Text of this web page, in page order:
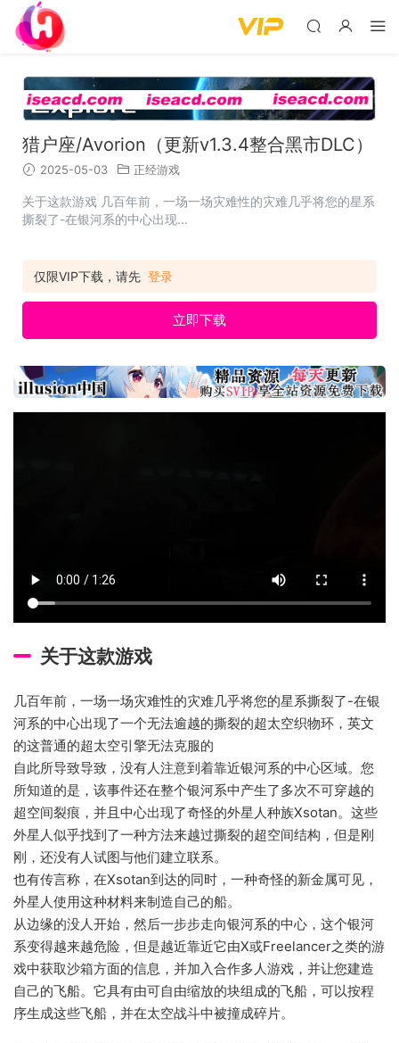
猎户座/Avorion（更新v1.3.4整合黑市DLC）
2025-05-03 正经游戏
关于这款游戏 几百年前，一场一场灾难性的灾难几乎将您的星系
撕裂了-在银河系的中心出现...
仅限VIP下载，请先 登录
立即下载
关于这款游戏
几百年前，一场一场灾难性的灾难几乎将您的星系撕裂了-在银
河系的中心出现了一个无法逾越的撕裂的超太空织物环，英文
的这普通的超太空引擎无法克服的
自此所导致导致，没有人注意到着靠近银河系的中心区域。您
所知道的是，该事件还在整个银河系中产生了多次不可穿越的
超空间裂痕，并且中心出现了奇怪的外星人种族Xsotan。这些
外星人似乎找到了一种方法来越过撕裂的超空间结构，但是刚
刚，还没有人试图与他们建立联系。
也有传言称，在Xsotan到达的同时，一种奇怪的新金属可见，
外星人使用这种材料来制造自己的船。
从边缘的没人开始，然后一步步走向银河系的中心，这个银河
系变得越来越危险，但是越近靠近它由X或Freelancer之类的游
戏中获取沙箱方面的信息，并加入合作多人游戏，并让您建造
自己的飞船。它具有由可自由缩放的块组成的飞船，可以按程
序生成这些飞船，并在太空战斗中被撞成碎片。